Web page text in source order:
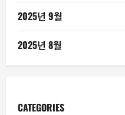
2025년 9월
2025년 8월
CATEGORIES